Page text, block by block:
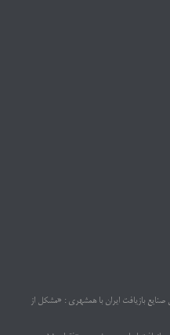
صنایع بازیافت ایران با همشهری : «مشکل از